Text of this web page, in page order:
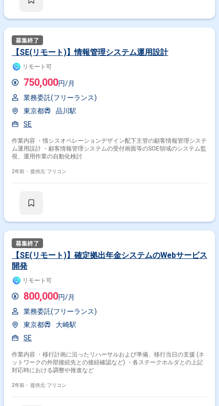
【SE(リモート)】情報管理システム運用設計
リモート可
750,000円/月
業務委託(フリーランス)
東京都
品川駅
SE
作業内容 ・情シスオペレーションデザイン配下主管の顧客情報管理システ
ム運用設計 ・顧客情報管理システムの受付画面等のSOE領域のシステム監
視、運用作業の自動化検討
2年前・ 提供元: フリコン
【SE(リモート)】確定拠出年金システムのWebサービス
開発
リモート可
800,000円/月
業務委託(フリーランス)
東京都
大崎駅
SE
作業内容 ・移行計画に沿ったリハーサルおよび準備、移行当日の支援 (ネ
ットワークの外部接続先との接続確認など) ・各ステークホルダとの上記
対応時における調整や推進など
2年前・ 提供元: フリコン